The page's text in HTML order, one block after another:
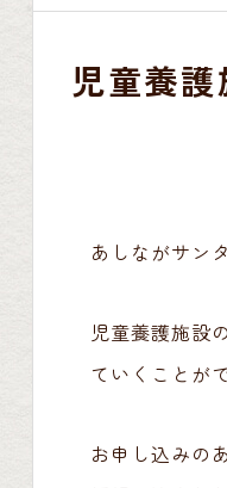
児童養
あしながサン
児童養護施設
ていくことが
お申し込みの